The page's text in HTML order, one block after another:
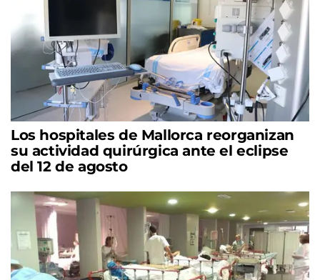
Los hospitales de Mallorca reorganizan
su actividad quirúrgica ante el eclipse
del 12 de agosto